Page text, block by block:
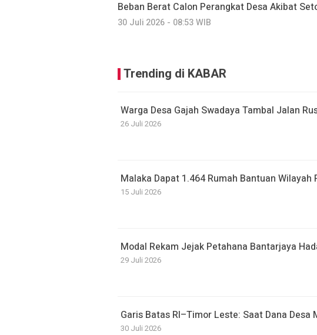
Beban Berat Calon Perangkat Desa Akibat
30 Juli 2026 - 08:53 WIB
Trending di KABAR
Warga Desa Gajah Swadaya Tambal Jalan
26 Juli 2026
Malaka Dapat 1.464 Rumah Bantuan Wilayah
15 Juli 2026
Modal Rekam Jejak Petahana Bantarjaya
29 Juli 2026
Garis Batas RI–Timor Leste: Saat Dana
30 Juli 2026